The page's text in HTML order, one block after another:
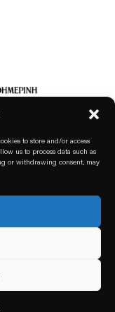
to store and/or access
us to process data such as
or withdrawing consent, may